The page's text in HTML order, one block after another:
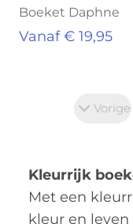
Boeket Daphne
Vanaf € 19,95
Vorige
Kleurrijk
Met een
kleur en